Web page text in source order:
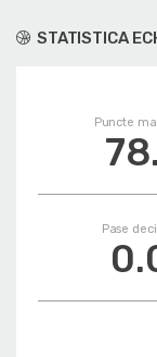
STATISTICA
Puncte
Pase